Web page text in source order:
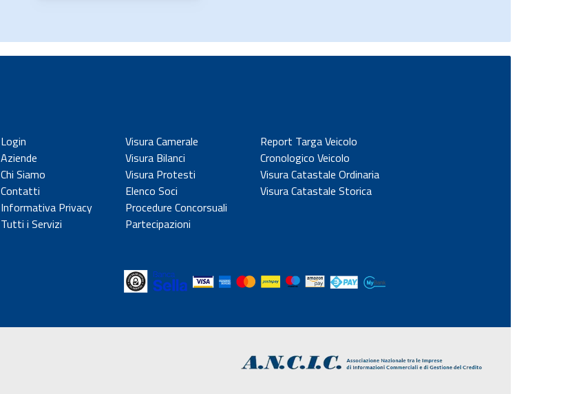
Login
Aziende
Chi Siamo
Contatti
Informativa Privacy
Tutti i Servizi
Visura Camerale
Visura Bilanci
Visura Protesti
Elenco Soci
Procedure Concorsuali
Partecipazioni
Report Targa Veicolo
Cronologico Veicolo
Visura Catastale Ordinaria
Visura Catastale Storica